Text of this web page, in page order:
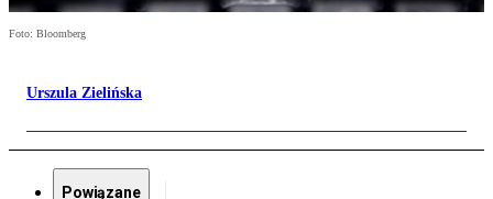
Foto: Bloomberg
Urszula Zielińska
Powiązane